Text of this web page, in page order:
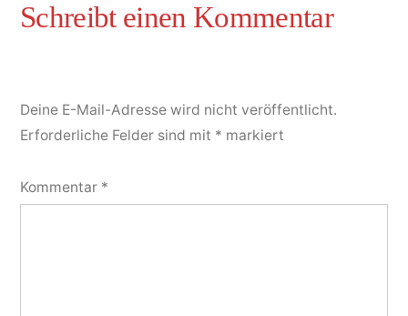
Deine E-Mail-Adresse wird nicht veröffentlicht.
Erforderliche Felder sind mit * markiert
Kommentar *